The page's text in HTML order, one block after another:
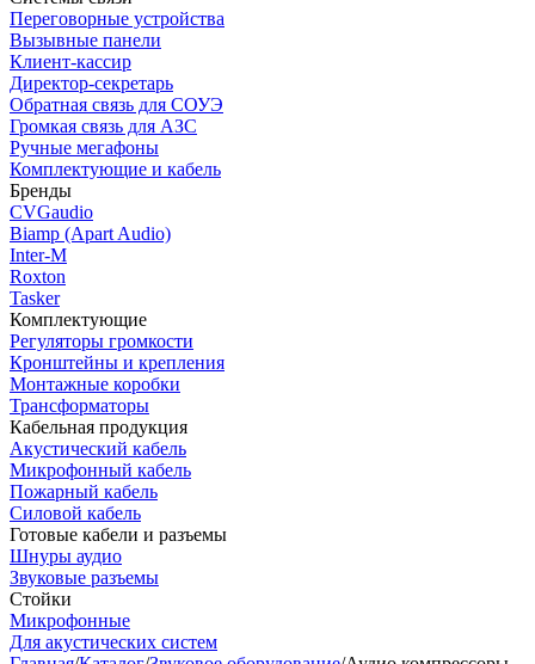
Переговорные устройства
Вызывные панели
Клиент-кассир
Директор-секретарь
Обратная связь для СОУЭ
Громкая связь для АЗС
Ручные мегафоны
Комплектующие и кабель
Бренды
CVGaudio
Biamp (Apart Audio)
Inter-M
Roxton
Tasker
Комплектующие
Регуляторы громкости
Кронштейны и крепления
Монтажные коробки
Трансформаторы
Кабельная продукция
Акустический кабель
Микрофонный кабель
Пожарный кабель
Силовой кабель
Готовые кабели и разъемы
Шнуры аудио
Звуковые разъемы
Стойки
Микрофонные
Для акустических систем